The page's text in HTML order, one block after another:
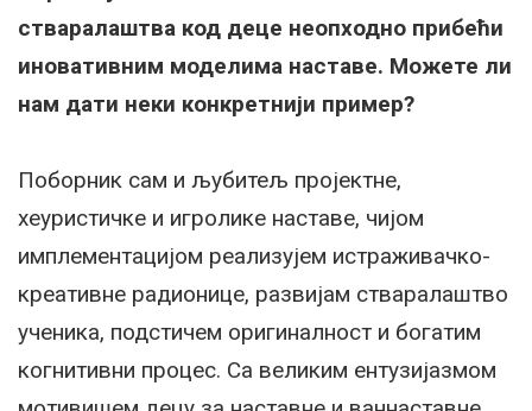
стваралаштва код деце неопходно прибећи
иновативним моделима наставе. Можете ли
нам дати неки конкретнији пример?
Поборник сам и љубитељ пројектне,
хеуристичке и игролике наставе, чијом
имплементацијом реализујем истраживачко-
креативне радионице, развијам стваралаштво
ученика, подстичем оригиналност и богатим
когнитивни процес. Са великим ентузијазмом